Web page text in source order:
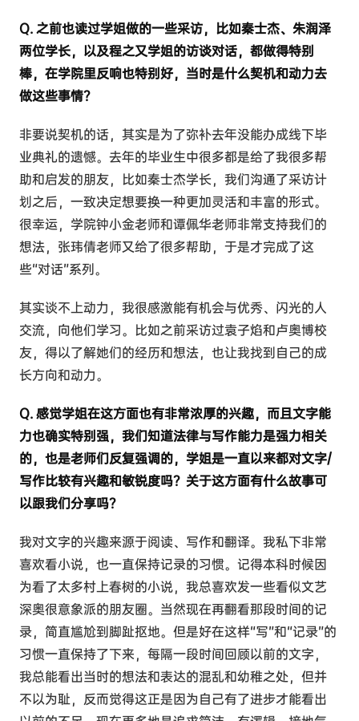
Q. 之前也读过学姐做的一些采访，比如秦士杰、朱润泽
两位学长，以及程之又学姐的访谈对话，都做得特别
棒，在学院里反响也特别好，当时是什么契机和动力去
做这些事情？
非要说契机的话，其实是为了弥补去年没能办成线下毕
业典礼的遗憾。去年的毕业生中很多都是给了我很多帮
助和启发的朋友，比如秦士杰学长，我们沟通了采访计
划之后，一致决定想要换一种更加灵活和丰富的形式。
很幸运，学院钟小金老师和谭佩华老师非常支持我们的
想法，张玮倩老师又给了很多帮助，于是才完成了这
些“对话”系列。
其实谈不上动力，我很感激能有机会与优秀、闪光的人
交流，向他们学习。比如之前采访过袁子焰和卢奥博校
友，得以了解她们的经历和想法，也让我找到自己的成
长方向和动力。
Q. 感觉学姐在这方面也有非常浓厚的兴趣，而且文字能
力也确实特别强，我们知道法律与写作能力是强力相关
的，也是老师们反复强调的，学姐是一直以来都对文字/
写作比较有兴趣和敏锐度吗？关于这方面有什么故事可
以跟我们分享吗？
我对文字的兴趣来源于阅读、写作和翻译。我私下非常
喜欢看小说，也一直保持记录的习惯。记得本科时候因
为看了太多村上春树的小说，我总喜欢发一些看似文艺
深奥很意象派的朋友圈。当然现在再翻看那段时间的记
录，简直尴尬到脚趾抠地。但是好在这样“写”和“记录”的
习惯一直保持了下来，每隔一段时间回顾以前的文字，
我总能看出当时的想法和表达的混乱和幼稚之处，但并
不以为耻，反而觉得这正是因为自己有了进步才能看出